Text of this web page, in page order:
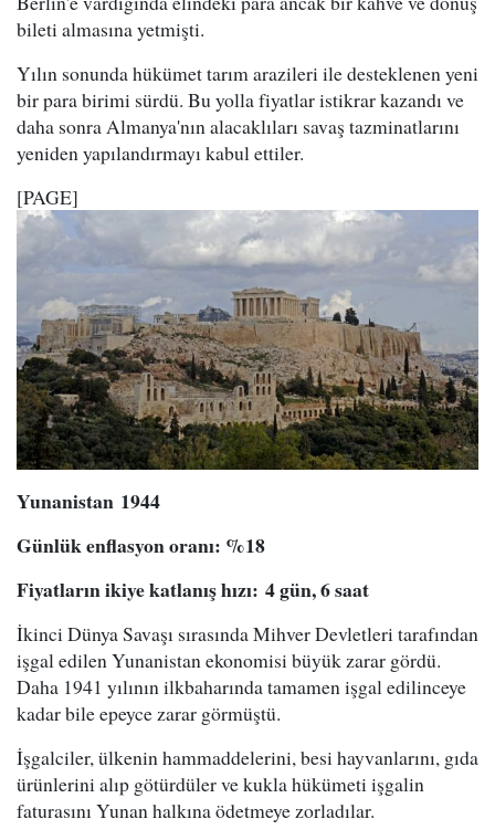
bileti almasına yetmişti.
Yılın sonunda hükümet tarım arazileri ile desteklenen yeni
bir para birimi sürdü. Bu yolla fiyatlar istikrar kazandı ve
daha sonra Almanya'nın alacaklıları savaş tazminatlarını
yeniden yapılandırmayı kabul ettiler.
[PAGE]
Yunanistan 1944
Günlük enflasyon oranı: %18
Fiyatların ikiye katlanış hızı: 4 gün, 6 saat
İkinci Dünya Savaşı sırasında Mihver Devletleri tarafından
işgal edilen Yunanistan ekonomisi büyük zarar gördü.
Daha 1941 yılının ilkbaharında tamamen işgal edilinceye
kadar bile epeyce zarar görmüştü.
İşgalciler, ülkenin hammaddelerini, besi hayvanlarını, gıda
ürünlerini alıp götürdüler ve kukla hükümeti işgalin
faturasını Yunan halkına ödetmeye zorladılar.